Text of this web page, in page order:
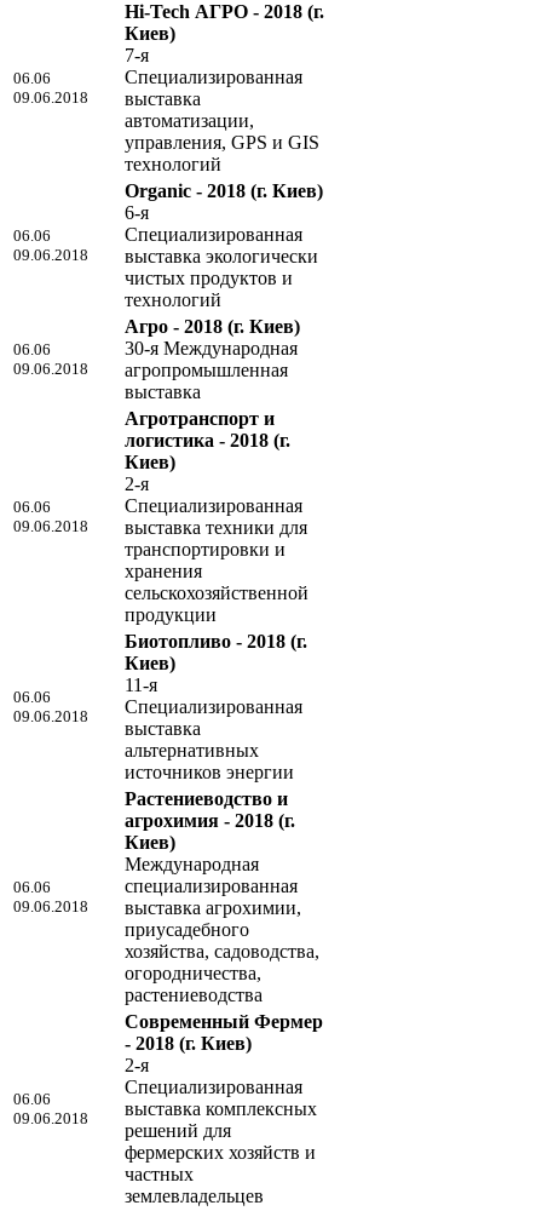
06.06
09.06.2018
Hi-Tech АГРО - 2018 (г.
Киев)
7-я
Специализированная
выставка
автоматизации,
управления, GPS и GIS
технологий
06.06
09.06.2018
Organic - 2018 (г. Киев)
6-я
Специализированная
выставка экологически
чистых продуктов и
технологий
06.06
09.06.2018
Агро - 2018 (г. Киев)
30-я Международная
агропромышленная
выставка
06.06
09.06.2018
Агротранспорт и
логистика - 2018 (г.
Киев)
2-я
Специализированная
выставка техники для
транспортировки и
хранения
сельскохозяйственной
продукции
06.06
09.06.2018
Биотопливо - 2018 (г.
Киев)
11-я
Специализированная
выставка
альтернативных
источников энергии
06.06
09.06.2018
Растениеводство и
агрохимия - 2018 (г.
Киев)
Международная
специализированная
выставка агрохимии,
приусадебного
хозяйства, садоводства,
огородничества,
растениеводства
06.06
09.06.2018
Современный Фермер
- 2018 (г. Киев)
2-я
Специализированная
выставка комплексных
решений для
фермерских хозяйств и
частных
землевладельцев